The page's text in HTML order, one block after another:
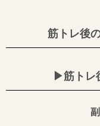
筋トレ後
▶︎筋トレ